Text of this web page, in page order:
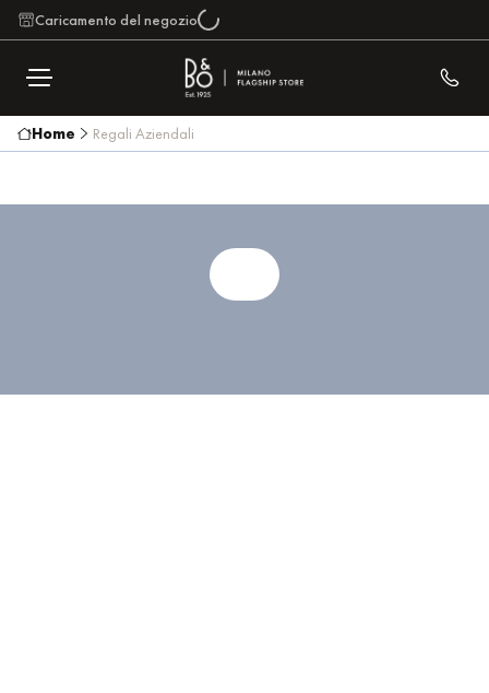
Caricamento del negozio
Home Regali Aziendali